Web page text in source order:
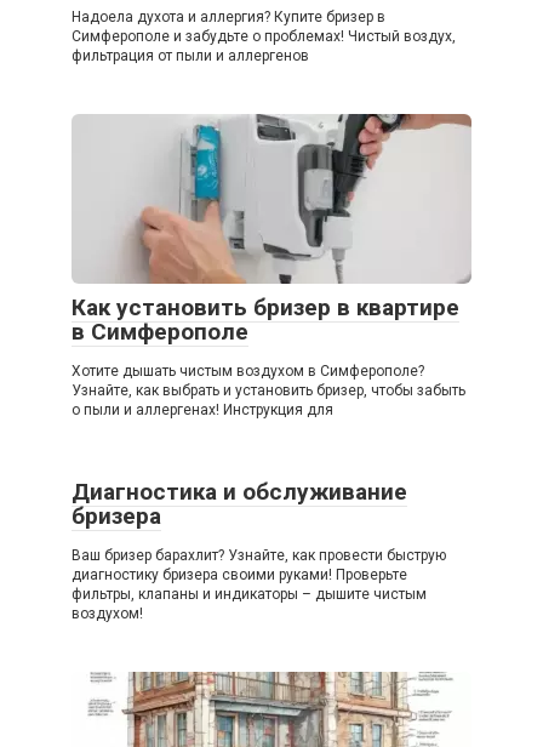
Надоела духота и аллергия? Купите бризер в
Симферополе и забудьте о проблемах! Чистый воздух,
фильтрация от пыли и аллергенов
Как установить бризер в квартире
в Симферополе
Хотите дышать чистым воздухом в Симферополе?
Узнайте, как выбрать и установить бризер, чтобы забыть
о пыли и аллергенах! Инструкция для
Диагностика и обслуживание
бризера
Ваш бризер барахлит? Узнайте, как провести быструю
диагностику бризера своими руками! Проверьте
фильтры, клапаны и индикаторы – дышите чистым
воздухом!